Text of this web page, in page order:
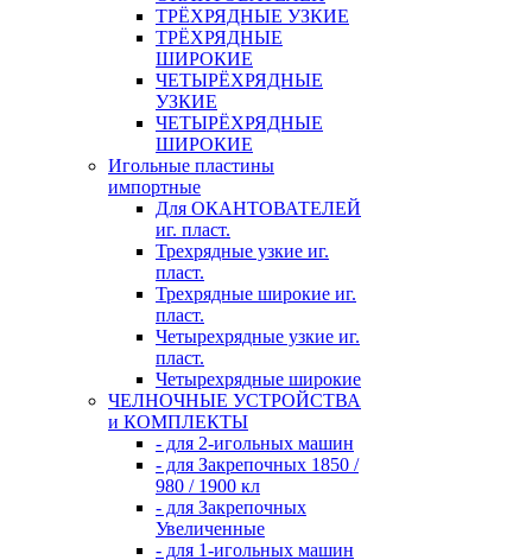
ТРЁХРЯДНЫЕ УЗКИЕ
ТРЁХРЯДНЫЕ
ШИРОКИЕ
ЧЕТЫРЁХРЯДНЫЕ
УЗКИЕ
ЧЕТЫРЁХРЯДНЫЕ
ШИРОКИЕ
Игольные пластины
импортные
Для ОКАНТОВАТЕЛЕЙ
иг. пласт.
Трехрядные узкие иг.
пласт.
Трехрядные широкие иг.
пласт.
Четырехрядные узкие иг.
пласт.
Четырехрядные широкие
ЧЕЛНОЧНЫЕ УСТРОЙСТВА
и КОМПЛЕКТЫ
- для 2-игольных машин
- для Закрепочных 1850 /
980 / 1900 кл
- для Закрепочных
Увеличенные
- для 1-игольных машин